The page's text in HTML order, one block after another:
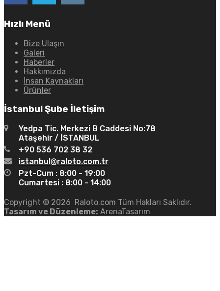
Hızlı Menü
Bize Ulaşın
Galeri
Haberler
Hakkımızda
İnsan Kaynakları
Ürünler
İstanbul Şube İletişim
Yedpa Tic. Merkezi B Caddesi No:78
Ataşehir / İSTANBUL
+90 536 702 38 32
istanbul@raloto.com.tr
Pzt-Cum : 8:00 - 19:00
Cumartesi : 8:00 - 14:00
Copyright © 2026 Raloto.com Tüm Hakları Saklıdır.
Tasarım ve Düzenleme: ArenaTasarım